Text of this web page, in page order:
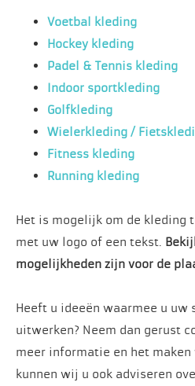
Voetbal kleding
Hockey kleding
Padel & Tennis kleding
Indoor sportkleding
Golfkleding
Wielerkleding /
Fitness kleding
Running kleding
Het is mogelijk om de kleding
met uw logo of een tekst.
mogelijkheden zijn voor de
Heeft u ideeën waarmee u
uitwerken? Neem dan gerust
meer informatie en het maken
kunnen wij u ook adviseren